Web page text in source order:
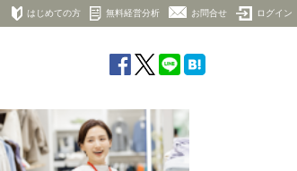
はじめての方 無料経営分析 お問合せ ログイン